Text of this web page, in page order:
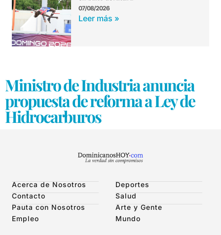
07/08/2026
Leer más »
Ministro de Industria anuncia
propuesta de reforma a Ley de
Hidrocarburos
Acerca de Nosotros
Contacto
Pauta con Nosotros
Empleo
Deportes
Salud
Arte y Gente
Mundo